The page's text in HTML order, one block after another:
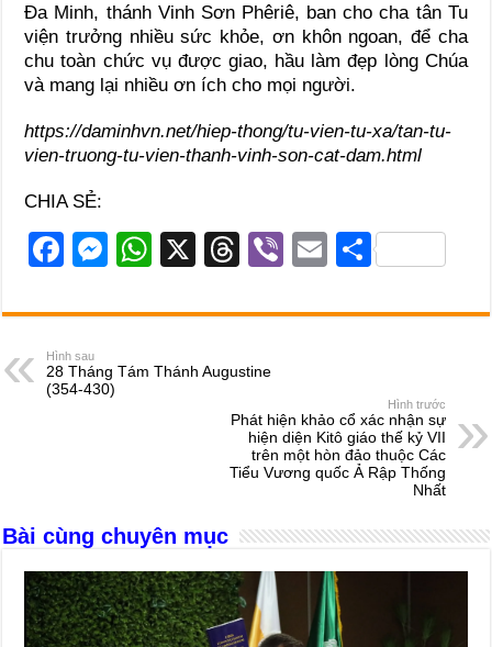
Đa Minh, thánh Vinh Sơn Phêriê, ban cho cha tân Tu
viện trưởng nhiều sức khỏe, ơn khôn ngoan, để cha
chu toàn chức vụ được giao, hầu làm đẹp lòng Chúa
và mang lại nhiều ơn ích cho mọi người.
https://daminhvn.net/hiep-thong/tu-vien-tu-xa/tan-tu-
vien-truong-tu-vien-thanh-vinh-son-cat-dam.html
CHIA SẺ:
F
c
e
b
M
ss
n
W
at
A
X
T
e
d
s
Vi
er
E
ail
S
ar
Hình sau
28 Tháng Tám Thánh Augustine
(354-430)
Hình trước
Phát hiện khảo cổ xác nhận sự
hiện diện Kitô giáo thế kỷ VII
trên một hòn đảo thuộc Các
Tiểu Vương quốc Ả Rập Thống
Nhất
Bài cùng chuyên mục